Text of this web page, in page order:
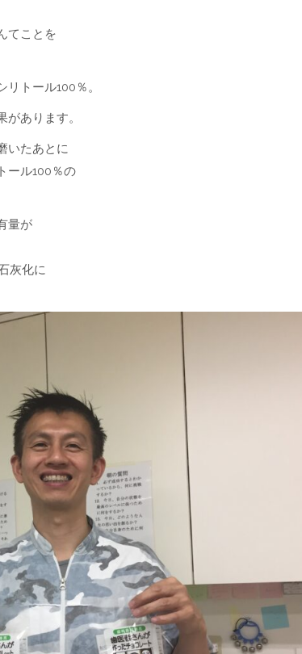
てことを
トール100％。
あります。
いたあとに
ール100％の
量が
灰化に